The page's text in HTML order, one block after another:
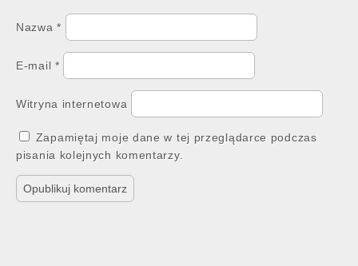
Nazwa*
E-mail *
Witryna internetowa
Zapamiętaj moje dane w tej przeglądarce podczas
pisania kolejnych komentarzy.